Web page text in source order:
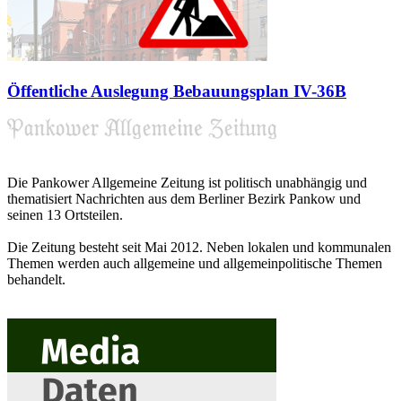
Öffentliche Auslegung Bebauungsplan IV-36B
Die Pankower Allgemeine Zeitung ist politisch unabhängig und
thematisiert Nachrichten aus dem Berliner Bezirk Pankow und
seinen 13 Ortsteilen.
Die Zeitung besteht seit Mai 2012. Neben lokalen und kommunalen
Themen werden auch allgemeine und allgemeinpolitische Themen
behandelt.